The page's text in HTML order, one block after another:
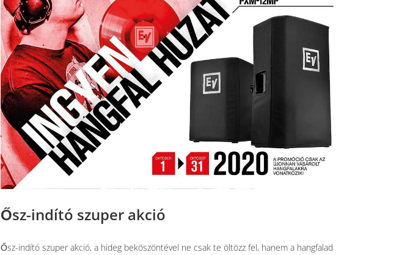
Ősz-indító szuper akció
Ősz-indító szuper akció, a hideg beköszöntével ne csak te öltözz fel, hanem a hangfalad